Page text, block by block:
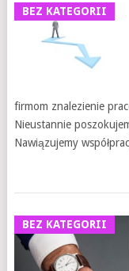
BEZ KATEGORII
firmom znalezienie
Nieustannie
Nawiązujemy
BEZ KATEGORII